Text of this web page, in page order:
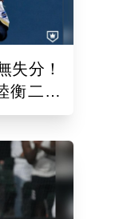
失分！
衡二軍